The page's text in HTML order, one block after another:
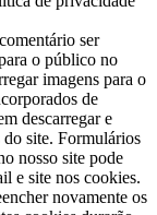
ser
o público no
imagens para o
de
descarregar e
site. Formulários
nosso site pode
e site nos cookies.
novamente os